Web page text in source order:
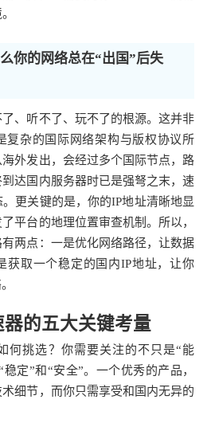
你的网络总在“出国”后失
、听不了、玩不了的根源。这并非
复杂的国际网络架构与版权协议所
外发出，会经过多个国际节点，路
达国内服务器时已是强弩之末，速
更关键的是，你的IP地址清晰地显
平台的地理位置审查机制。所以，
两点：一是优化网络路径，让数据
获取一个稳定的国内IP地址，让你
的五大关键考量
何挑选？你需要关注的不只是“能
定”和“安全”。一个优秀的产品，
细节，而你只需享受和国内无异的